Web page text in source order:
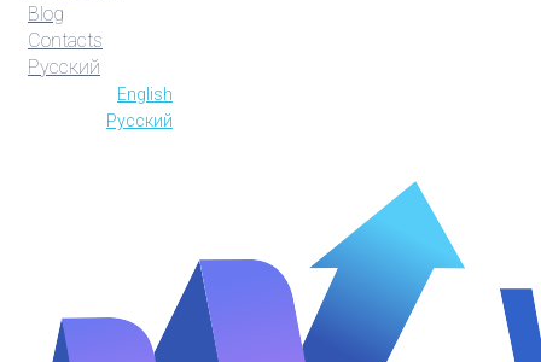
Blog
Contacts
Русский
English
Русский